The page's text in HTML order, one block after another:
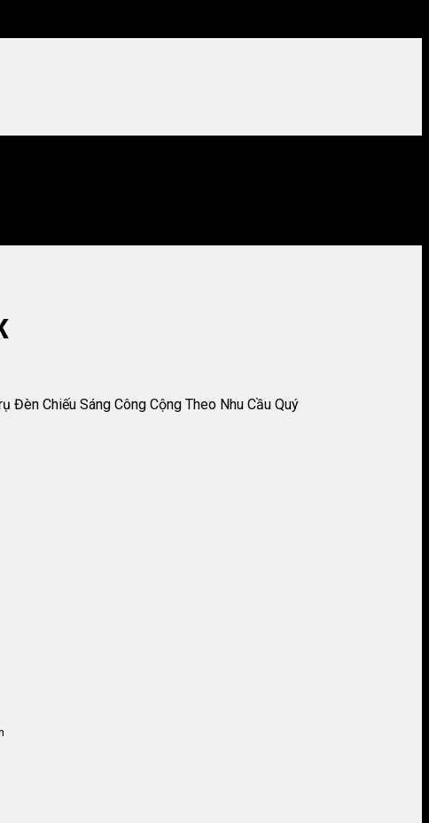
Đèn Chiếu Sáng Công Cộng Theo Nhu Cầu Quý